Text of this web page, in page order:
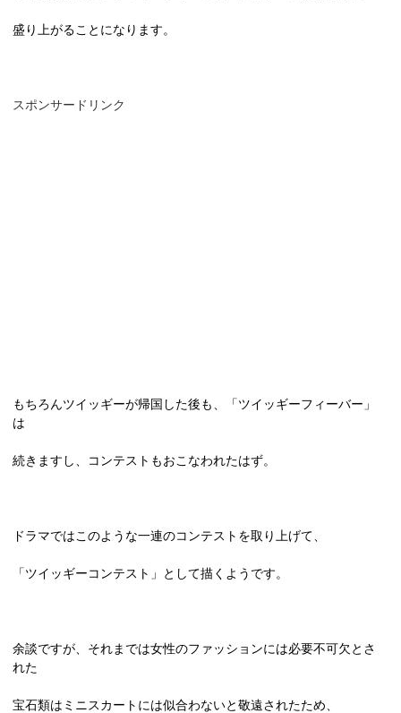
盛り上がることになります。
スポンサードリンク
もちろんツイッギーが帰国した後も、「ツイッギーフィーバー」
は
続きますし、コンテストもおこなわれたはず。
ドラマではこのような一連のコンテストを取り上げて、
「ツイッギーコンテスト」として描くようです。
余談ですが、それまでは女性のファッションには必要不可欠とさ
れた
宝石類はミニスカートには似合わないと敬遠されたため、